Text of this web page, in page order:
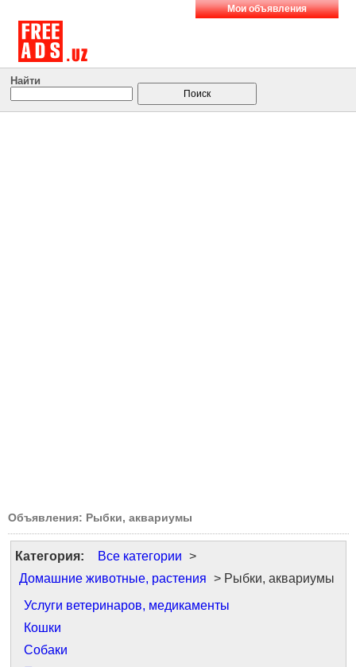
Мои объявления
Найти
Объявления: Рыбки, аквариумы
Категория: Все категории >
Домашние животные, растения > Рыбки, аквариумы
Услуги ветеринаров, медикаменты
Кошки
Собаки